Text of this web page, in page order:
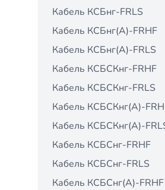
Кабель КСБнг-FRLS
Кабель КСБнг(А)-FRHF
Кабель КСБнг(А)-FRLS
Кабель КСБСКнг-FRHF
Кабель КСБСКнг-FRLS
Кабель КСБСКнг(А)-
Кабель КСБСКнг(А)-
Кабель КСБСнг-FRHF
Кабель КСБСнг-FRLS
Кабель КСБСнг(А)-FRHF